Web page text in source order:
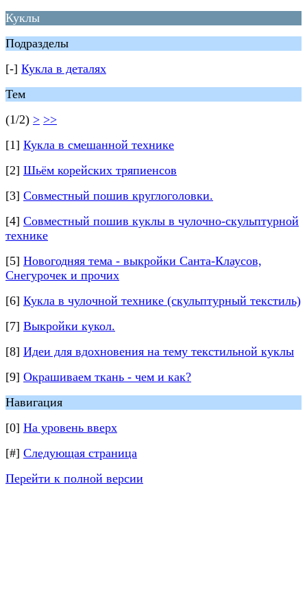
Куклы
Подразделы
[-] Кукла в деталях
Тем
(1/2) > >>
[1] Кукла в смешанной технике
[2] Шьём корейских тряпиенсов
[3] Совместный пошив круглоголовки.
[4] Совместный пошив куклы в чулочно-скульптурной
технике
[5] Новогодняя тема - выкройки Санта-Клаусов,
Снегурочек и прочих
[6] Кукла в чулочной технике (скульптурный текстиль)
[7] Выкройки кукол.
[8] Идеи для вдохновения на тему текстильной куклы
[9] Окрашиваем ткань - чем и как?
Навигация
[0] На уровень вверх
[#] Следующая страница
Перейти к полной версии